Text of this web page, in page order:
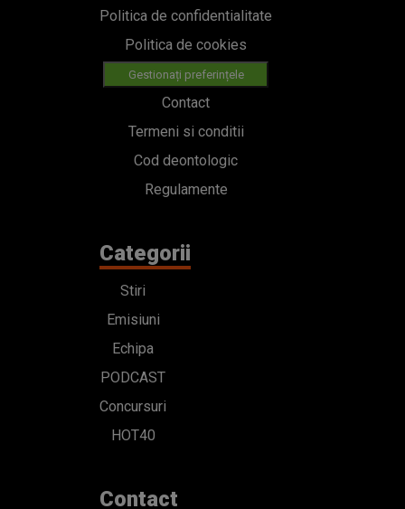
Politica de confidentialitate
Politica de cookies
Gestionați preferințele
Contact
Termeni si conditii
Cod deontologic
Regulamente
Categorii
Stiri
Emisiuni
Echipa
PODCAST
Concursuri
HOT40
Contact